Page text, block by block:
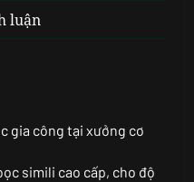
luận
gia công tại xưởng cơ
simili cao cấp, cho độ